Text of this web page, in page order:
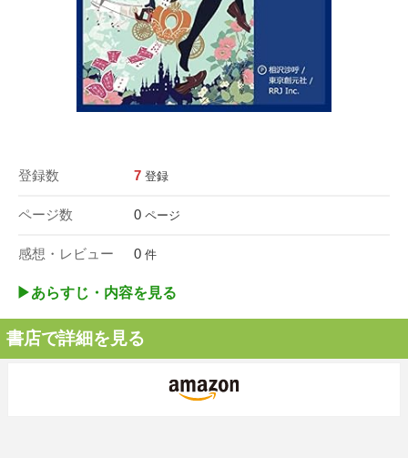
登録数 7 登録
ページ数 0 ページ
感想・レビュー 0 件
▶︎あらすじ・内容を見る
書店で詳細を見る